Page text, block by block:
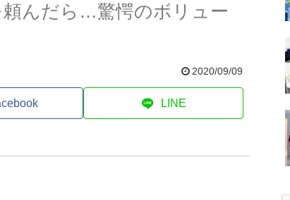
頼んだら…驚愕のボリュー
2020/09/09
LINE